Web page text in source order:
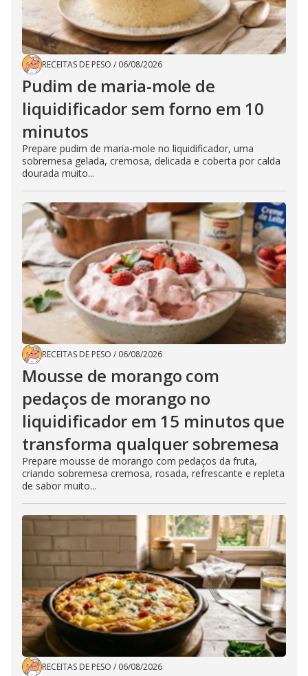
RECEITAS DE PESO / 06/08/2026
Pudim de maria-mole de
liquidificador sem forno em 10
minutos
Prepare pudim de maria-mole no liquidificador, uma
sobremesa gelada, cremosa, delicada e coberta por calda
dourada muito...
RECEITAS DE PESO / 06/08/2026
Mousse de morango com
pedaços de morango no
liquidificador em 15 minutos que
transforma qualquer sobremesa
Prepare mousse de morango com pedaços da fruta,
criando sobremesa cremosa, rosada, refrescante e repleta
de sabor muito...
RECEITAS DE PESO / 06/08/2026